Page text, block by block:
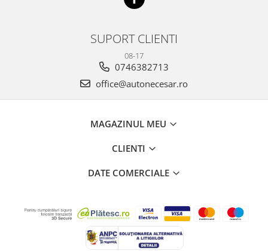
SUPORT CLIENTI
08-17
0746382713
office@autonecesar.ro
MAGAZINUL MEU
CLIENTI
DATE COMERCIALE